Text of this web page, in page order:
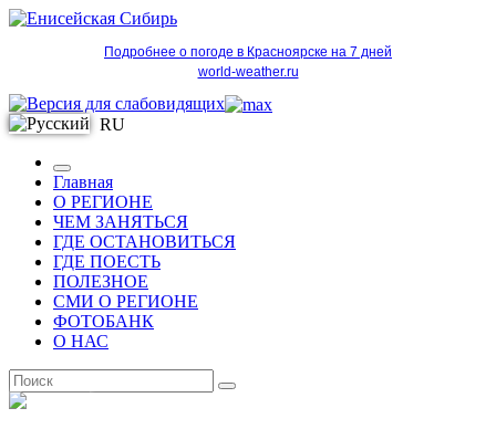
Подробнее о погоде в Красноярске на 7 дней
world-weather.ru
RU
Главная
О РЕГИОНЕ
ЧЕМ ЗАНЯТЬСЯ
ГДЕ ОСТАНОВИТЬСЯ
ГДЕ ПОЕСТЬ
ПОЛЕЗНОЕ
СМИ О РЕГИОНЕ
ФОТОБАНК
О НАС